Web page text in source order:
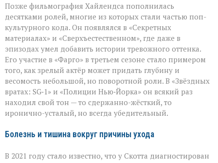
Позже фильмография Хайлендса пополнилась
десятками ролей, многие из которых стали частью поп-
культурного кода. Он появлялся в «Секретных
материалах» и «Сверхъестественном», где даже в
эпизодах умел добавить истории тревожного оттенка.
Его участие в «Фарго» в третьем сезоне стало примером
того, как зрелый актёр может придать глубину и
весомость небольшой, но поворотной роли. В «Звёздных
вратах: SG‑1» и «Полиции Нью‑Йорка» он всякий раз
находил свой тон — то сдержанно-жёсткий, то
иронично-усталый, но всегда убедительный.
Болезнь и тишина вокруг причины ухода
В 2021 году стало известно, что у Скотта диагностирован